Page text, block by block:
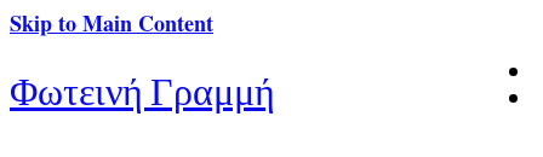
Skip to Main Content
Φωτεινή Γραμμή